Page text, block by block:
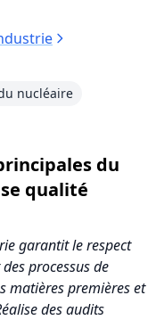
nucléaire
du
qualité
garantit le respect
processus de
matières premières et
des audits